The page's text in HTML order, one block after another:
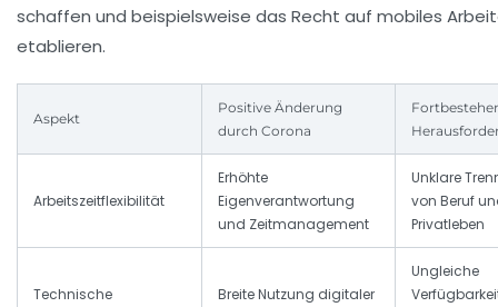
schaffen und beispielsweise das Recht auf mobiles
etablieren.
Aspekt
Positive Änderung
durch Corona
Arbeitszeitflexibilität
Erhöhte
Eigenverantwortung
und Zeitmanagement
Unklare
von Beruf
Privatleben
Technische
Breite Nutzung digitaler
Ungleiche